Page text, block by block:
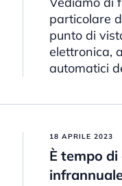
particolare
punto di
elettronica,
automatici
18 APRILE 2023
È tempo